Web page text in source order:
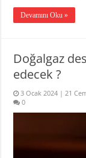
Devamını Oku »
Doğalgaz
edecek ?
3 Ocak 2024 | 21
0